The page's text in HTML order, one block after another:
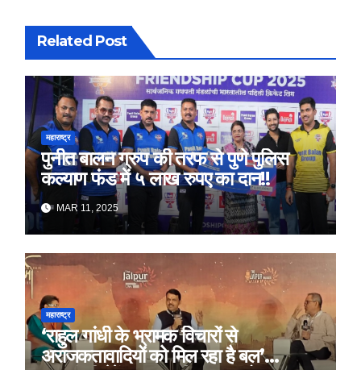
Related Post
महाराष्ट्र
पुनीत बालन ग्रुप की तरफ से पुणे पुलिस
कल्याण फंड में ५ लाख रुपए का दान!!
MAR 11, 2025
महाराष्ट्र
‘राहुल गांधी के भ्रामक विचारों से
अराजकतावादियों को मिल रहा है बल’